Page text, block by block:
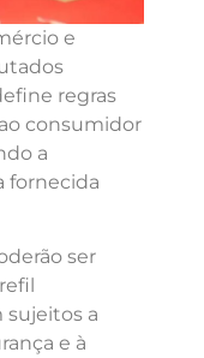
e
regras
consumidor
a
fornecida
ser
sujeitos a
e à